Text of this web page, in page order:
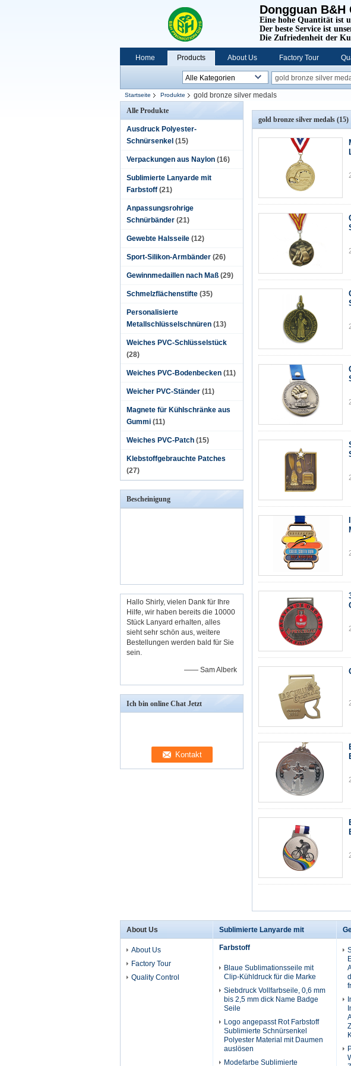
Dongguan
Eine hohe Quantität ist
Der beste Service ist
Die Zufriedenheit der
Home Products About Us Factory Tour
Startseite Produkte
gold bronze silver medals
Alle Produkte
Ausdruck Polyester-
Schnürsenkel (15)
Verpackungen aus Naylon (16)
Sublimierte Lanyarde mit
Farbstoff (21)
Anpassungsrohrige
Schnürbänder (21)
Gewebte Halsseile (12)
Sport-Silikon-Armbänder (26)
Gewinnmedaillen nach Maß (29)
Schmelzflächenstifte (35)
Personalisierte
Metallschlüsselschnüren (13)
Weiches PVC-Schlüsselstück
(28)
Weiches PVC-Bodenbecken (11)
Weicher PVC-Ständer (11)
Magnete für Kühlschränke aus
Gummi (11)
Weiches PVC-Patch (15)
Klebstoffgebrauchte Patches
(27)
Bescheinigung
Hallo Shirly, vielen Dank für Ihre
Hilfe, wir haben bereits die 10000
Stück Lanyard erhalten, alles
sieht sehr schön aus, weitere
Bestellungen werden bald für Sie
sein.
—— Sam Alberk
Ich bin online Chat Jetzt
gold bronze silver medals (15)
About Us
About Us
Factory Tour
Quality Control
Sublimierte Lanyarde mit
Farbstoff
Blaue Sublimationsseile mit
Clip-Kühldruck für die Marke
Siebdruck Vollfarbseile, 0,6 mm
bis 2,5 mm dick Name Badge
Seile
Logo angepasst Rot Farbstoff
Sublimierte Schnürsenkel
Polyester Material mit Daumen
auslösen
Modefarbe Sublimierte